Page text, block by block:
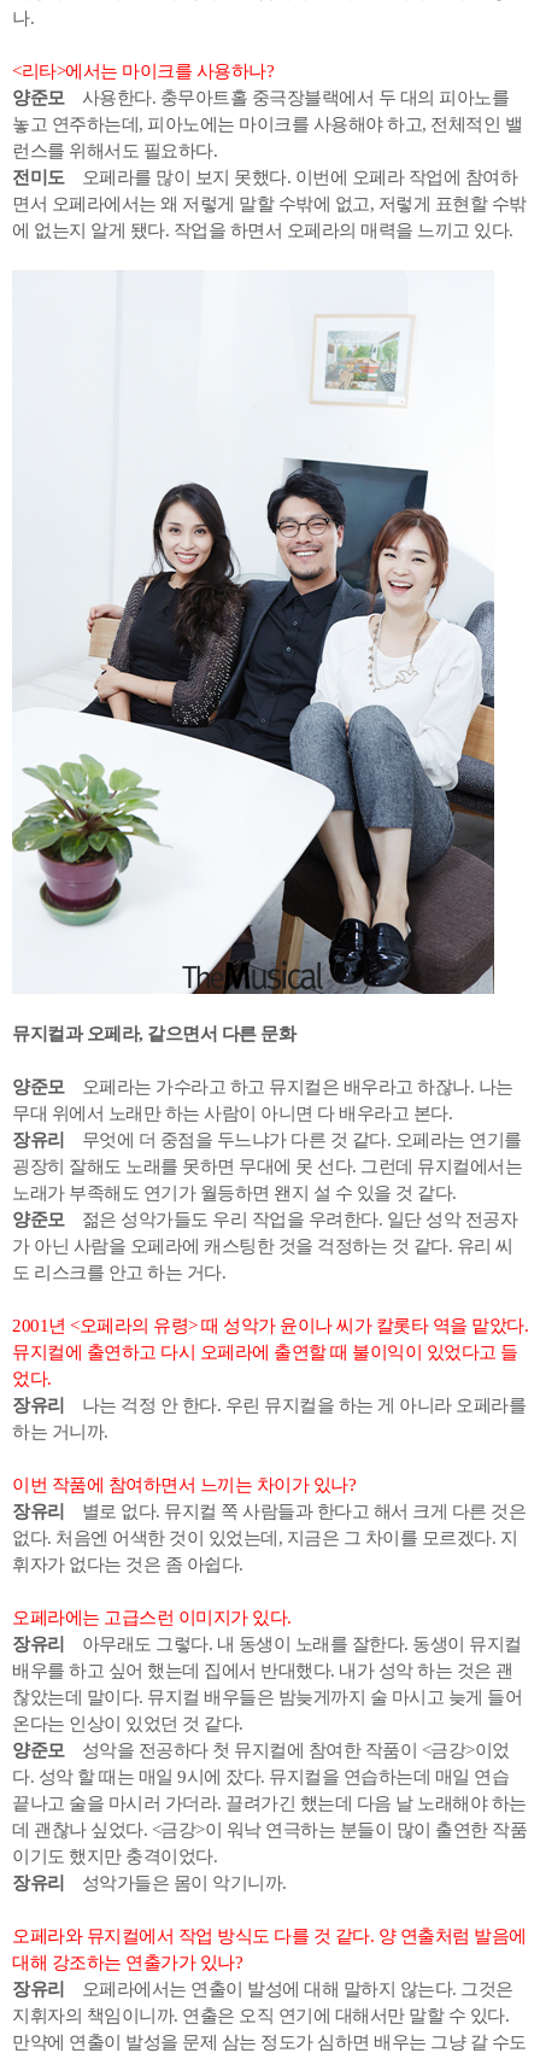
나.
<리타>에서는 마이크를 사용하나?
양준모 사용한다. 충무아트홀 중극장블랙에서 두 대의 피아노를
놓고 연주하는데, 피아노에는 마이크를 사용해야 하고, 전체적인 밸
런스를 위해서도 필요하다.
전미도 오페라를 많이 보지 못했다. 이번에 오페라 작업에 참여하
면서 오페라에서는 왜 저렇게 말할 수밖에 없고, 저렇게 표현할 수밖
에 없는지 알게 됐다. 작업을 하면서 오페라의 매력을 느끼고 있다.
뮤지컬과 오페라, 같으면서 다른 문화
양준모 오페라는 가수라고 하고 뮤지컬은 배우라고 하잖나. 나는
무대 위에서 노래만 하는 사람이 아니면 다 배우라고 본다.
장유리
무엇에 더 중점을 두느냐가 다른 것 같다. 오페라는 연기를
굉장히 잘해도 노래를 못하면 무대에 못 선다. 그런데 뮤지컬에서는
노래가 부족해도 연기가 월등하면 왠지 설 수 있을 것 같다.
양준모 젊은 성악가들도 우리 작업을 우려한다. 일단 성악 전공자
가 아닌 사람을 오페라에 캐스팅한 것을 걱정하는 것 같다. 유리 씨
도 리스크를 안고 하는 거다.
2001년 <오페라의 유령> 때 성악가 윤이나 씨가 칼롯타 역을 맡았다.
뮤지컬에 출연하고 다시 오페라에 출연할 때 불이익이 있었다고 들
었다.
장유리
나는 걱정 안 한다. 우린 뮤지컬을 하는 게 아니라 오페라를
하는 거니까.
이번 작품에 참여하면서 느끼는 차이가 있나?
장유리
별로 없다. 뮤지컬 쪽 사람들과 한다고 해서 크게 다른 것은
없다. 처음엔 어색한 것이 있었는데, 지금은 그 차이를 모르겠다. 지
휘자가 없다는 것은 좀 아쉽다.
오페라에는 고급스런 이미지가 있다.
장유리
아무래도 그렇다. 내 동생이 노래를 잘한다. 동생이 뮤지컬
배우를 하고 싶어 했는데 집에서 반대했다. 내가 성악 하는 것은 괜
찮았는데 말이다. 뮤지컬 배우들은 밤늦게까지 술 마시고 늦게 들어
온다는 인상이 있었던 것 같다.
양준모 성악을 전공하다 첫 뮤지컬에 참여한 작품이 <금강>이었
다. 성악 할 때는 매일 9시에 잤다. 뮤지컬을 연습하는데 매일 연습
끝나고 술을 마시러 가더라. 끌려가긴 했는데 다음 날 노래해야 하는
데 괜찮나 싶었다. <금강>이 워낙 연극하는 분들이 많이 출연한 작품
이기도 했지만 충격이었다.
장유리
성악가들은 몸이 악기니까.
오페라와 뮤지컬에서 작업 방식도 다를 것 같다. 양 연출처럼 발음에
대해 강조하는 연출가가 있나?
장유리
오페라에서는 연출이 발성에 대해 말하지 않는다. 그것은
지휘자의 책임이니까. 연출은 오직 연기에 대해서만 말할 수 있다.
만약에 연출이 발성을 문제 삼는 정도가 심하면 배우는 그냥 갈 수도